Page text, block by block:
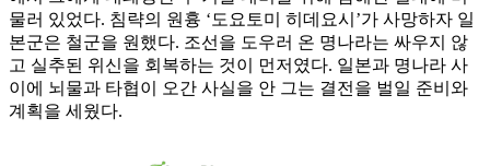
물러 있었다. 침략의 원흉 ‘도요토미 히데요시’가 사망하자 일
본군은 철군을 원했다. 조선을 도우러 온 명나라는 싸우지 않
고 실추된 위신을 회복하는 것이 먼저였다. 일본과 명나라 사
이에 뇌물과 타협이 오간 사실을 안 그는 결전을 벌일 준비와
계획을 세웠다.